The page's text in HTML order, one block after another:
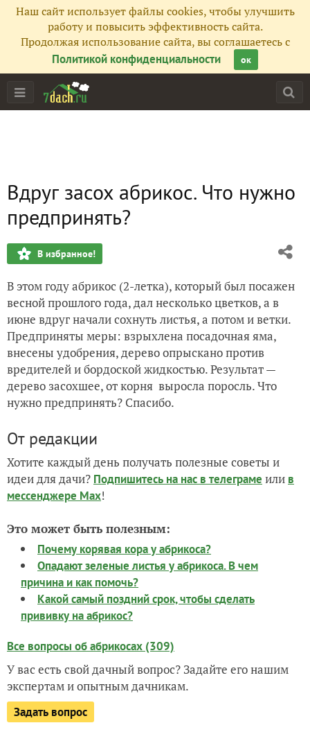
Наш сайт использует файлы cookies, чтобы улучшить
работу и повысить эффективность сайта.
Продолжая использование сайта, вы соглашаетесь с
Политикой конфиденциальности
ок
Вдруг засох абрикос. Что нужно
предпринять?
В избранное!
В этом году абрикос (2-летка), который был посажен
весной прошлого года, дал несколько цветков, а в
июне вдруг начали сохнуть листья, а потом и ветки.
Предприняты меры: взрыхлена посадочная яма,
внесены удобрения, дерево опрыскано против
вредителей и бордоской жидкостью. Результат —
дерево засохшее, от корня выросла поросль. Что
нужно предпринять? Спасибо.
От редакции
Хотите каждый день получать полезные советы и
идеи для дачи? Подпишитесь на нас в телеграме или в
мессенджере Max!
Это может быть полезным:
Почему корявая кора у абрикоса?
Опадают зеленые листья у абрикоса. В чем
причина и как помочь?
Какой самый поздний срок, чтобы сделать
прививку на абрикос?
Все вопросы об абрикосах (309)
У вас есть свой дачный вопрос? Задайте его нашим
экспертам и опытным дачникам.
Задать вопрос